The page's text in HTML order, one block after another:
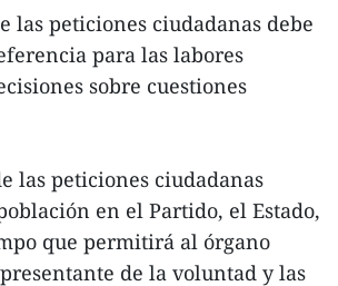
peticiones ciudadanas debe
para las labores
sobre cuestiones
las peticiones ciudadanas
en el Partido, el Estado,
que permitirá al órgano
de la voluntad y las